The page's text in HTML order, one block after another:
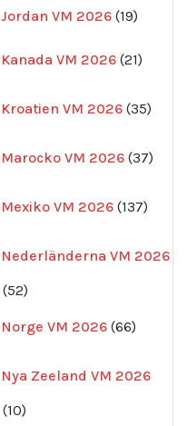
Jordan VM 2026 1919
Kanada VM 2026 21
Kroatien VM 2026 35
Marocko VM 2026 37
Mexiko VM 2026 137
Nederländerna VM 2026
5252
Norge VM 2026 66
Nya Zeeland VM 2026
1010